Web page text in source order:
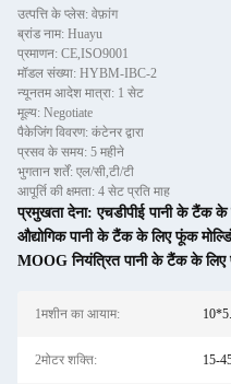
उत्पत्ति के प्लेस: वेफ़ांग
ब्रांड नाम: Huayu
प्रमाणन: CE,ISO9001
मॉडल संख्या: HYBM-IBC-2
न्यूनतम आदेश मात्रा: 1 सेट
मूल्य: Negotiate
पैकेजिंग विवरण: कंटेनर द्वारा
प्रसव के समय: 5 महीने
भुगतान शर्तें: एल/सी,टी/टी
आपूर्ति की क्षमता: 4 सेट प्रति माह
प्रमुखता देना:एचडीपीई पानी के टैंक के
औद्योगिक पानी के टैंक के लिए फूंक
MOOG नियंत्रित पानी के टैंक के लिए
1मशीन का आयाम:
2मोटर शक्ति: 15-